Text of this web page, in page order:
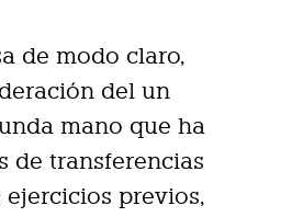
de modo claro,
del un
mano que ha
de transferencias
previos,